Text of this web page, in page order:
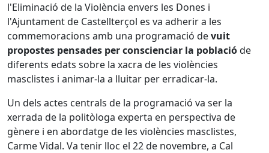
l'Eliminació de la Violència envers les Dones i
l'Ajuntament de Castellterçol es va adherir a les
commemoracions amb una programació devuit
propostes pensades per conscienciar la poblacióde
diferents edats sobre la xacra de les violències
masclistes i animar-la a lluitar per erradicar-la.
Un dels actes centrals de la programació va ser la
xerrada de la politòloga experta en perspectiva de
gènere i en abordatge de les violències masclistes,
Carme Vidal. Va tenir lloc el 22 de novembre, a Cal